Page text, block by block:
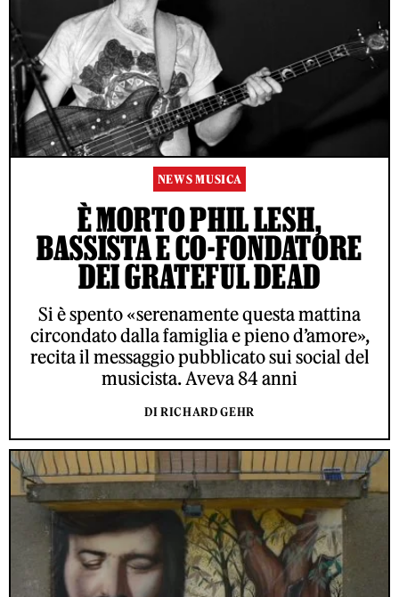
NEWS MUSICA
È MORTO PHIL LESH,
BASSISTA E CO-FONDATORE
DEI GRATEFUL DEAD
Si è spento «serenamente questa mattina
circondato dalla famiglia e pieno d’amore»,
recita il messaggio pubblicato sui social del
musicista. Aveva 84 anni
DI RICHARD GEHR